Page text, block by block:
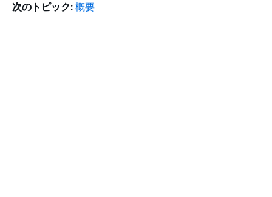
次のトピック: 概要